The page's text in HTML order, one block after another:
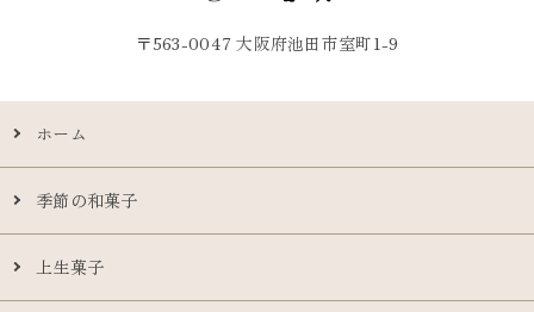
〒563-0047 大阪府池田市室町1-9
ホーム
季節の和菓子
上生菓子